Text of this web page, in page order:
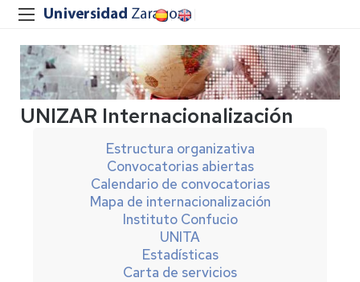
UNIZAR Internacionalización
Estructura organizativa
Convocatorias abiertas
Calendario de convocatorias
Mapa de internacionalización
Instituto Confucio
UNITA
Estadísticas
Carta de servicios